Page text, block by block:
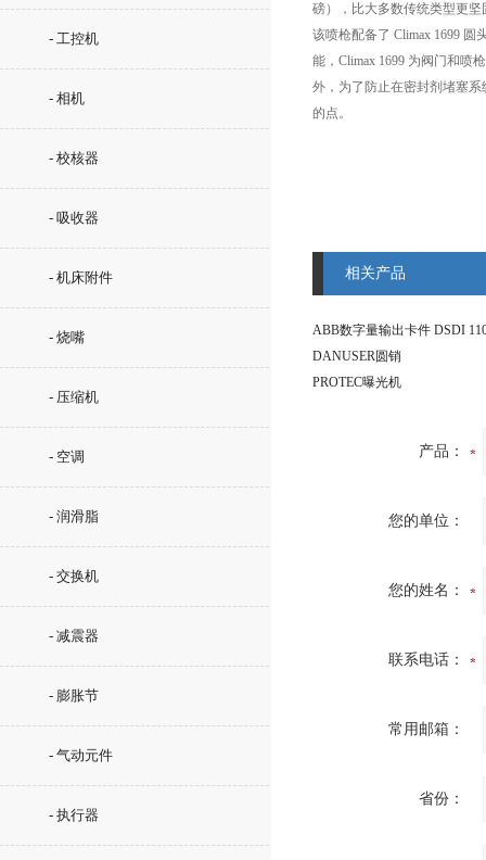
- 工控机
- 相机
- 校核器
- 吸收器
- 机床附件
- 烧嘴
- 压缩机
- 空调
- 润滑脂
- 交换机
- 减震器
- 膨胀节
- 气动元件
- 执行器
磅），比大多数传统类型更
该喷枪配备了 Climax 1699
能，Climax 1699 为阀门和喷
外，为了防止在密封剂堵塞
的点。
相关产品
ABB数字量输出卡件 DSDI
DANUSER圆销
PROTEC曝光机
产品：
您的单位：
您的姓名：
联系电话：
常用邮箱：
省份：